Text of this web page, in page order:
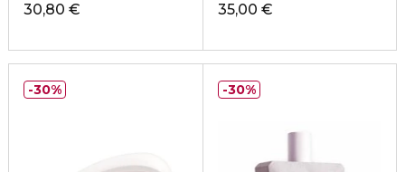
30,80 € 35,00 €
30% 30%